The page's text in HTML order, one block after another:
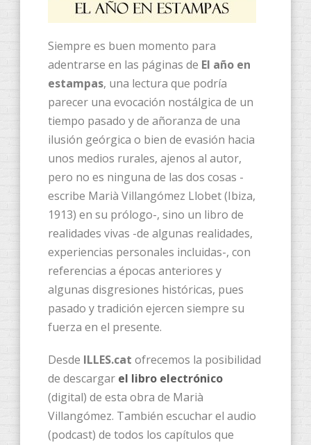
Siempre es buen momento para
adentrarse en las páginas de El año en
estampas, una lectura que podría
parecer una evocación nostálgica de un
tiempo pasado y de añoranza de una
ilusión geórgica o bien de evasión hacia
unos medios rurales, ajenos al autor,
pero no es ninguna de las dos cosas -
escribe Marià Villangómez Llobet (Ibiza,
1913) en su prólogo-, sino un libro de
realidades vivas -de algunas realidades,
experiencias personales incluidas-, con
referencias a épocas anteriores y
algunas disgresiones históricas, pues
pasado y tradición ejercen siempre su
fuerza en el presente.
Desde ILLES.cat ofrecemos la posibilidad
de descargar el libro electrónico
(digital) de esta obra de Marià
Villangómez. También escuchar el audio
(podcast) de todos los capítulos que